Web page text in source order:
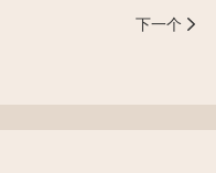
下一个